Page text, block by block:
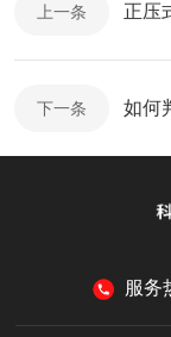
上一条 正压
下一条 如何
服务